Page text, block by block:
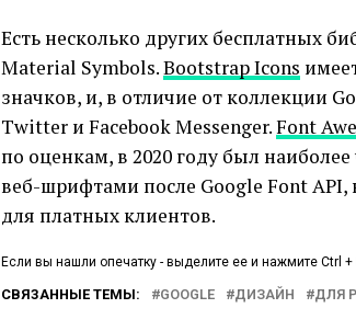
Есть несколько других бесплатных
Material Symbols.Bootstrap Icons
значков, и, в отличие от коллекции
Twitter и Facebook Messenger.Font
по оценкам, в 2020 году был
веб-шрифтами после Google Font API,
для платных клиентов.
Если вы нашли опечатку - выделите ее и нажмите Ctrl
СВЯЗАННЫЕ ТЕМЫ: GOOGLE ДИЗАЙН ДЛЯ